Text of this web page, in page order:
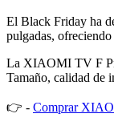
El Black Friday ha
pulgadas,
La XIAOMI TV F
Tamaño, calidad de
👉 - Comprar